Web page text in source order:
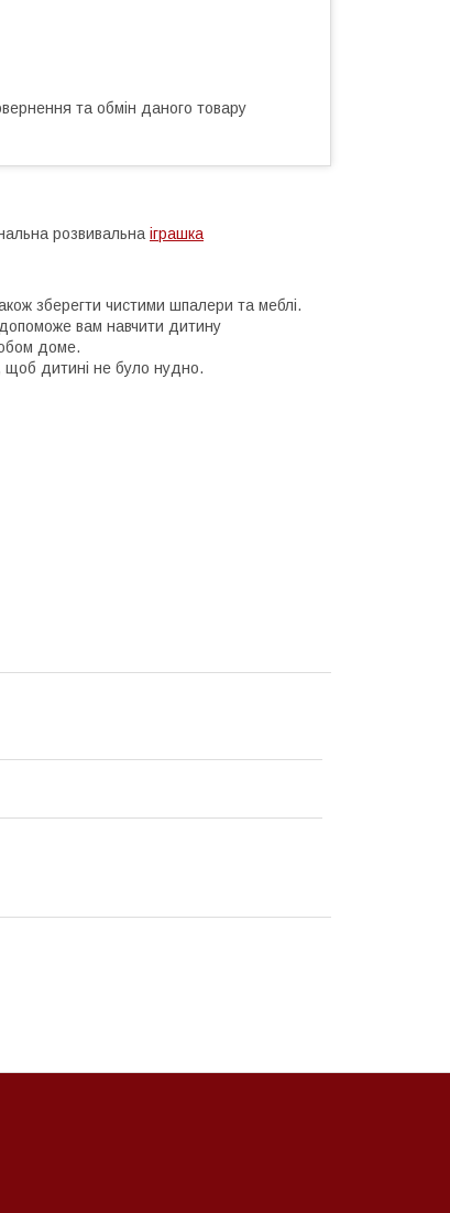
та обмін даного товару
розвивальна іграшка
зберегти чистими шпалери та меблі.
вам навчити дитину
доме.
щоб дитині не було нудно.